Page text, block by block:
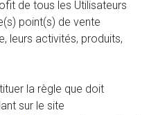
de tous les Utilisateurs
point(s) de vente
leurs activités, produits,
la règle que doit
sur le site